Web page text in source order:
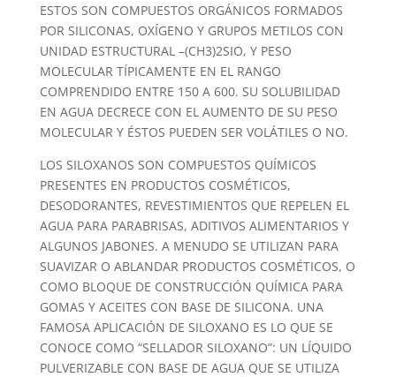
ESTOS SON COMPUESTOS ORGÁNICOS FORMADOS
POR SILICONAS, OXÍGENO Y GRUPOS METILOS CON
UNIDAD ESTRUCTURAL –(CH3)2SIO, Y PESO
MOLECULAR TÍPICAMENTE EN EL RANGO
COMPRENDIDO ENTRE 150 A 600. SU SOLUBILIDAD
EN AGUA DECRECE CON EL AUMENTO DE SU PESO
MOLECULAR Y ÉSTOS PUEDEN SER VOLÁTILES O NO.
LOS SILOXANOS SON COMPUESTOS QUÍMICOS
PRESENTES EN PRODUCTOS COSMÉTICOS,
DESODORANTES, REVESTIMIENTOS QUE REPELEN EL
AGUA PARA PARABRISAS, ADITIVOS ALIMENTARIOS Y
ALGUNOS JABONES. A MENUDO SE UTILIZAN PARA
SUAVIZAR O ABLANDAR PRODUCTOS COSMÉTICOS, O
COMO BLOQUE DE CONSTRUCCIÓN QUÍMICA PARA
GOMAS Y ACEITES CON BASE DE SILICONA. UNA
FAMOSA APLICACIÓN DE SILOXANO ES LO QUE SE
CONOCE COMO “SELLADOR SILOXANO”: UN LÍQUIDO
PULVERIZABLE CON BASE DE AGUA QUE SE UTILIZA